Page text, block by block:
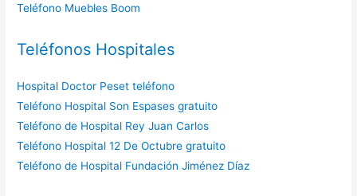
Teléfono Muebles Boom
Teléfonos Hospitales
Hospital Doctor Peset teléfono
Teléfono Hospital Son Espases gratuito
Teléfono de Hospital Rey Juan Carlos
Teléfono Hospital 12 De Octubre gratuito
Teléfono de Hospital Fundación Jiménez Díaz